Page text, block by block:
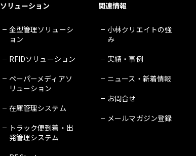
ソリューション
金型管理ソリューシ
ョン
RFIDソリューション
ペーパーメディアソ
リューション
在庫管理システム
トラック便到着・出
発管理システム
関連情報
小林クリエイトの強
み
実績・事例
ニュース・新着情報
お問合せ
メールマガジン登録